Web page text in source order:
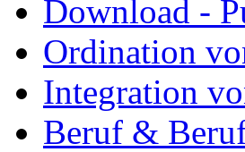
Download -
Ordination
Integration
Beruf &